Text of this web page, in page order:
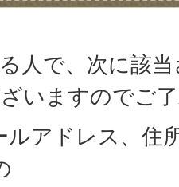
人で、次に該
いますのでご
ルアドレス、住